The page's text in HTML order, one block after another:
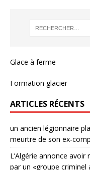
Glace à ferme
Formation glacier
ARTICLES RÉCENTS
un ancien légionnaire
meurtre de son ex-
L’Algérie annonce
par un «groupe criminel